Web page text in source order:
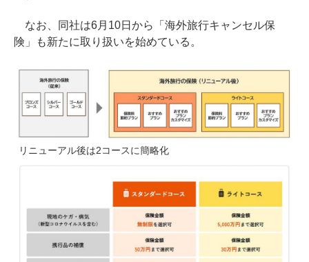
なお、同社は6月10日から「海外旅行キャンセル保
険」も新たに取り扱いを始めている。
リニューアル後は2コースに簡略化